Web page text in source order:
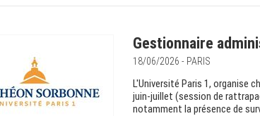
Gestionnaire
18/06/2026 - PARIS
L'Université Paris 1, organise
juin-juillet (session de
notamment la présence de